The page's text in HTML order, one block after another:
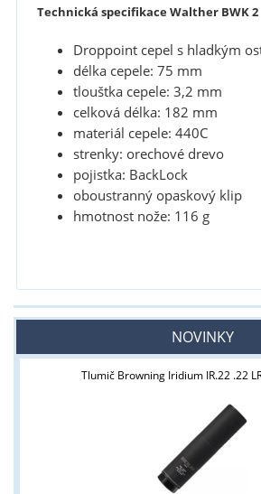
Technická specifikace Walther BWK 2
Droppoint cepel s hladkým
délka cepele: 75 mm
tlouštka cepele: 3,2 mm
celková délka: 182 mm
materiál cepele: 440C
strenky: orechové drevo
pojistka: BackLock
oboustranný opaskový klip
hmotnost nože: 116 g
NOVINKY
Tlumič Browning Iridium IR.22 .22